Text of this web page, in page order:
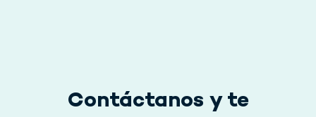
Contáctanos y te